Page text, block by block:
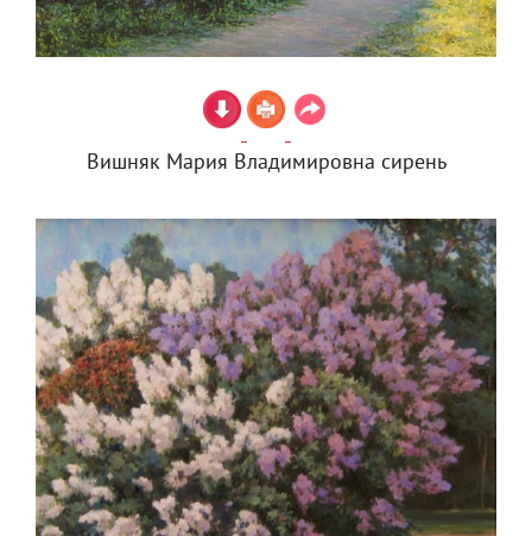
Вишняк Мария Владимировна сирень